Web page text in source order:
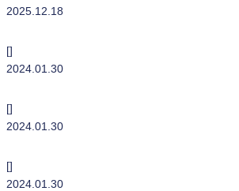
2025.12.18
[]
2024.01.30
[]
2024.01.30
[]
2024.01.30